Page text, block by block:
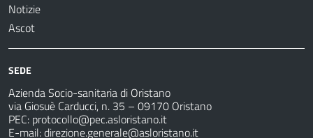
Notizie
Ascot
SEDE
Azienda Socio-sanitaria di Oristano
via Giosuè Carducci, n. 35 – 09170 Oristano
PEC: protocollo@pec.asloristano.it
E-mail:direzione.generale@asloristano.it